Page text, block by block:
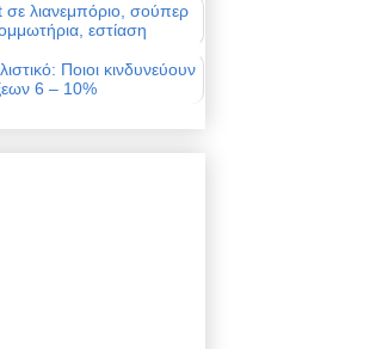
λιανεμπόριο, σούπερ
εστίαση
Ποιοι κινδυνεύουν
6 – 10%